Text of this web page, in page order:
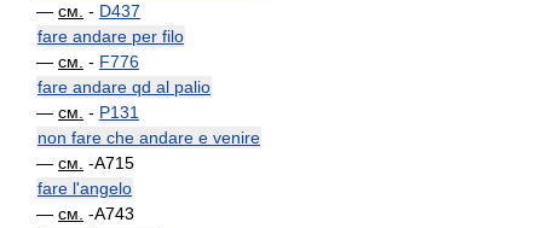
— см. - D437
fare andare per filo
— см. - F776
fare andare qd al palio
— см. - P131
non fare che andare e venire
— см. -A715
fare l'angelo
— см. -A743